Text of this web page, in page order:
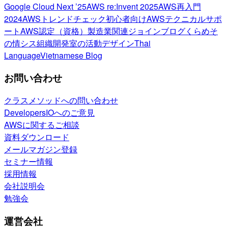
Google Cloud Next ’25AWS re:Invent 2025AWS再入門
2024AWSトレンドチェック初心者向けAWSテクニカルサポ
ートAWS認定（資格） 製造業関連ジョインブログくらめそ
の情シス組織開発室の活動デザインThai
LanguageVietnamese Blog
お問い合わせ
クラスメソッドへの問い合わせ
DevelopersIOへのご意見
AWSに関するご相談
資料ダウンロード
メールマガジン登録
セミナー情報
採用情報
会社説明会
勉強会
運営会社